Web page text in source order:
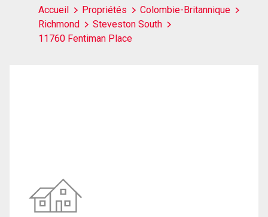
Accueil Propriétés
Colombie-Britannique
Richmond
Steveston South
11760 Fentiman Place